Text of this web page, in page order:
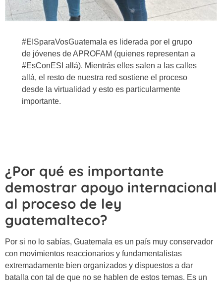
#EISparaVosGuatemala es liderada por el grupo
de jóvenes de APROFAM (quienes representan a
#EsConESI allá). Mientrás elles salen a las calles
allá, el resto de nuestra red sostiene el proceso
desde la virtualidad y esto es particularmente
importante.
¿Por qué es importante
demostrar apoyo internacional
al proceso de ley
guatemalteco?
Por si no lo sabías, Guatemala es un país muy conservador
con movimientos reaccionarios y fundamentalistas
extremadamente bien organizados y dispuestos a dar
batalla con tal de que no se hablen de estos temas. Es un